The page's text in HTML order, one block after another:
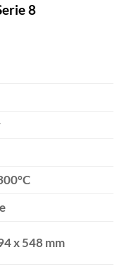
8
x 548 mm